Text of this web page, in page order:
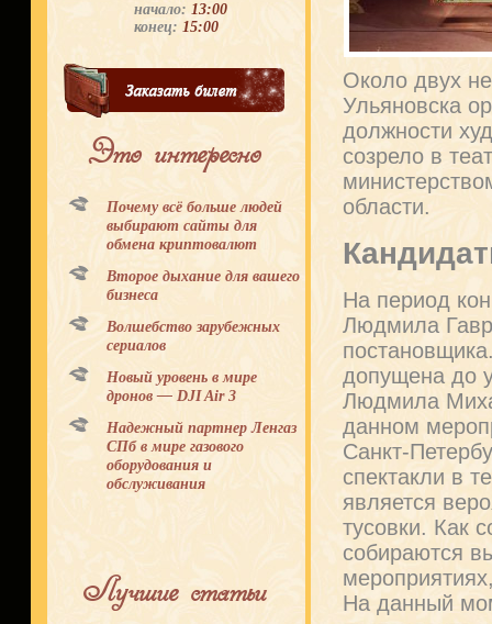
начало:13:00
конец:15:00
Это интересно
Почему всё больше людей
выбирают сайты для
обмена криптовалют
Второе дыхание для вашего
бизнеса
Волшебство зарубежных
сериалов
Новый уровень в мире
дронов — DJI Air 3
Надежный партнер Ленгаз
СПб в мире газового
оборудования и
обслуживания
Лучшие статьи
Около двух
Ульяновска
должности
созрело в
области.
На период
Людмила
допущена до
Людмила
данном
Санкт-
спектакли в
является
тусовки. Как
собираются
На данный